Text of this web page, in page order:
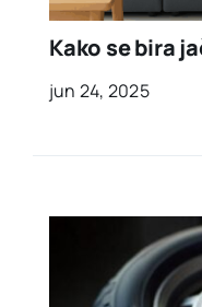
Kako se bira
jun 24, 2025